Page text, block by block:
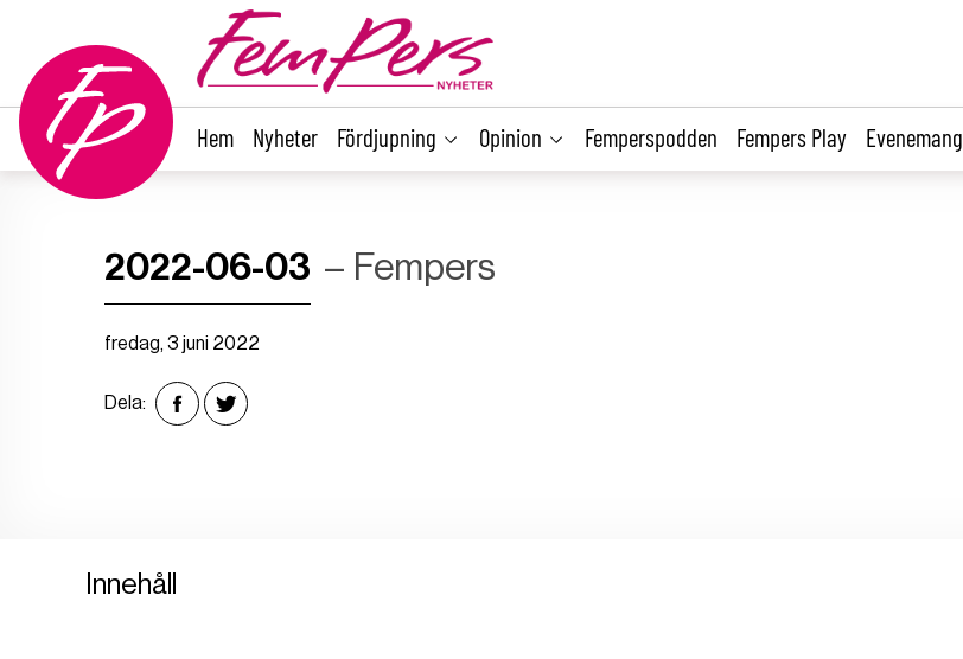
Hem Nyheter Fördjupning Opinion Femperspodden Fempers Play Evenemang
2022-06-03 Fempers
fredag, 3 juni 2022
Dela:
Innehåll